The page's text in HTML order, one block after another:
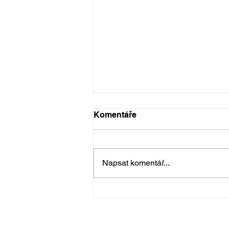
Komentáře
Napsat komentář...